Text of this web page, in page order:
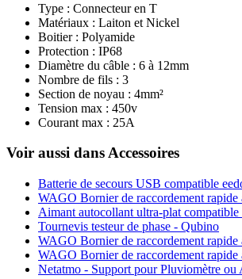
Type : Connecteur en T
Matériaux : Laiton et Nickel
Boitier : Polyamide
Protection : IP68
Diamètre du câble : 6 à 12mm
Nombre de fils : 3
Section de noyau : 4mm²
Tension max : 450v
Courant max : 25A
Voir aussi dans Accessoires
Batterie de secours USB compatible
WAGO Bornier de raccordement rapide
Aimant autocollant ultra-plat compatible
Tournevis testeur de phase - Qubino
WAGO Bornier de raccordement rapide
WAGO Bornier de raccordement rapide
Netatmo - Support pour Pluviomètre ou